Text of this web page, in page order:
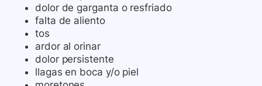
dolor de garganta o resfriado
falta de aliento
tos
ardor al orinar
dolor persistente
llagas en boca y/o piel